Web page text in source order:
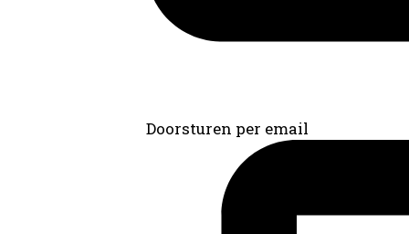
Doorsturen per email